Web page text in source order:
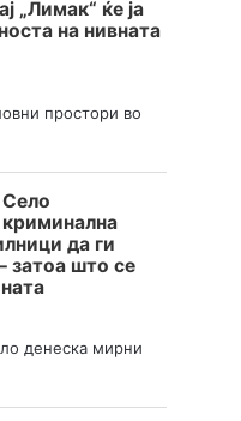
„Лимак“ ќе ја
на нивната
простори во
да ги
затоа што се
денеска мирни